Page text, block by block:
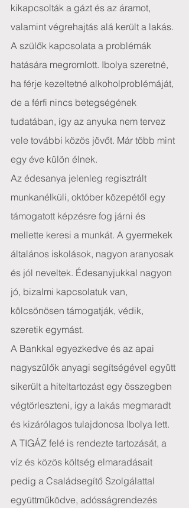
kikapcsolták a gázt és az áramot,
valamint végrehajtás alá került a lakás.
A szülők kapcsolata a problémák
hatására megromlott. Ibolya szeretné,
ha férje kezeltetné alkoholproblémáját,
de a férfi nincs betegségének
tudatában, így az anyuka nem tervez
vele további közös jövőt. Már több mint
egy éve külön élnek.
Az édesanya jelenleg regisztrált
munkanélküli, október közepétől egy
támogatott képzésre fog járni és
mellette keresi a munkát. A gyermekek
általános iskolások, nagyon aranyosak
és jól neveltek. Édesanyjukkal nagyon
jó, bizalmi kapcsolatuk van,
kölcsönösen támogatják, védik,
szeretik egymást.
A Bankkal egyezkedve és az apai
nagyszülők anyagi segítségével együtt
sikerült a hiteltartozást egy összegben
végtörleszteni, így a lakás megmaradt
és kizárólagos tulajdonosa Ibolya lett.
A TIGÁZ felé is rendezte tartozását, a
víz és közös költség elmaradásait
pedig a Családsegítő Szolgálattal
együttműködve, adósságrendezés